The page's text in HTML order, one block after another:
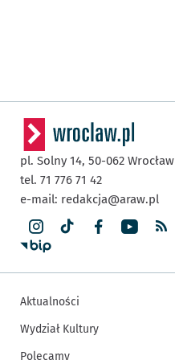
pl. Solny 14, 50-062 Wrocław
tel. 71 776 71 42
e-mail: redakcja@araw.pl
Aktualności
Wydział Kultury
Polecamy